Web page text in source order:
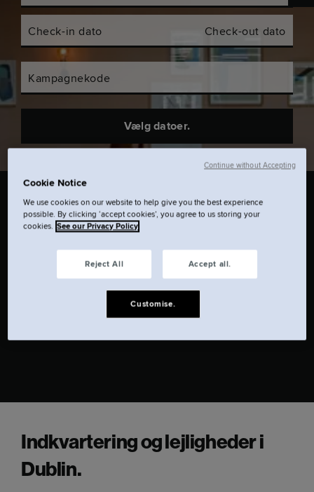
Check-in dato Check-out dato
Kampagnekode
Vælg datoer.
Byferie eller forretningsrejse? To nætter eller
tyve? Vores hundevenlige Dublin Hotel i
centrum er for enhver rejsestil.
Indkvartering og lejligheder i
Dublin.
Cookie Notice
We use cookies on our website to help give you the best experience
possible. By clicking ‘accept cookies’, you agree to us storing your
cookies. See our Privacy Policy
Reject All Accept all.
Customise.
Continue without Accepting